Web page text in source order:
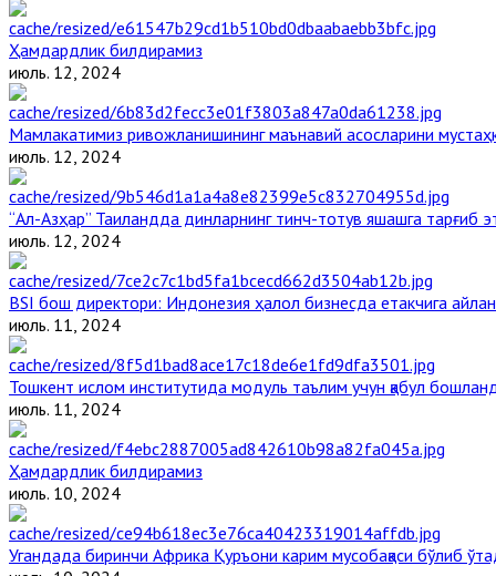
Ҳамдардлик билдирамиз
июль. 12, 2024
Мамлакатимиз ривожланишининг маънавий асосларини
июль. 12, 2024
“Ал-Азҳар” Таиландда динларнинг тинч-тотув яшашга тарғиб
июль. 12, 2024
BSI бош директори: Индонезия ҳалол бизнесда етакчига
июль. 11, 2024
Тошкент ислом институтида модуль таълим учун қабул
июль. 11, 2024
Ҳамдардлик билдирамиз
июль. 10, 2024
Угандада биринчи Aфрика Қуръони карим мусобақаси бўлиб